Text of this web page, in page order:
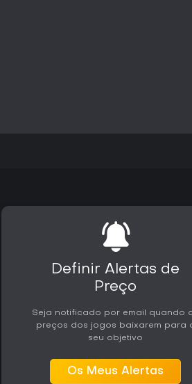
mapa
de quebra-
Com mais de
longas quanto
com elogios à
serena.
O aspecto de
mas o jogo
substancial
por meio de
para fãs
Definir Alertas de
Preço
Seja notificado por email quando
preços dos jogos baixarem para
seu objetivo
Os Meus Alertas